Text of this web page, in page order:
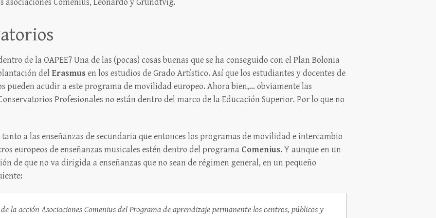
asociaciones Comenius, Leonardo y Grundtvig.
de la OAPEE? Una de las (pocas) cosas buenas que se ha conseguido con el Plan Bolonia
delErasmusen los estudios de Grado Artístico. Así que los estudiantes y docentes de
pueden acudir a este programa de movilidad europeo. Ahora bien,… obviamente las
Profesionales no están dentro del marco de la Educación Superior. Por lo que no
a las enseñanzas de secundaria que entonces los programas de movilidad e intercambio
europeos de enseñanzas musicales estén dentro del programa Comenius. Y aunque en un
de que no va dirigida a enseñanzas que no sean de régimen general, en un pequeño
la acción Asociaciones Comenius del Programa de aprendizaje permanente los centros, públicos y